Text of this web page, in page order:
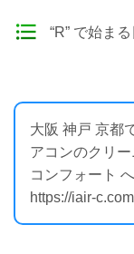
“R” で始ま
大阪 神戸 京都
アコンのクリ
コンフォート
https://iair-